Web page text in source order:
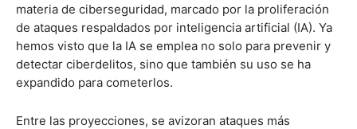
materia de ciberseguridad, marcado por la proliferación
de ataques respaldados por inteligencia artificial (IA). Ya
hemos visto que la IA se emplea no solo para prevenir y
detectar ciberdelitos, sino que también su uso se ha
expandido para cometerlos.
Entre las proyecciones, se avizoran ataques más